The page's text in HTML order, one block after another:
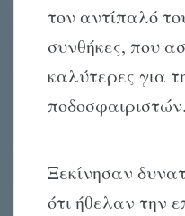
τον αντίπαλό
συνθήκες, που
καλύτερες για
ποδοσφαιριστών.
Ξεκίνησαν
ότι ήθελαν την